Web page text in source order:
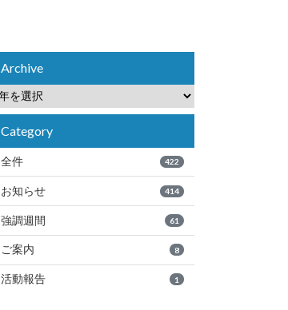
Archive
Category
全件 422
お知らせ 414
強調週間 61
ご案内 8
活動報告 1